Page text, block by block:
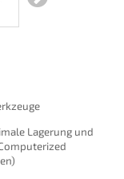
Lagerung und